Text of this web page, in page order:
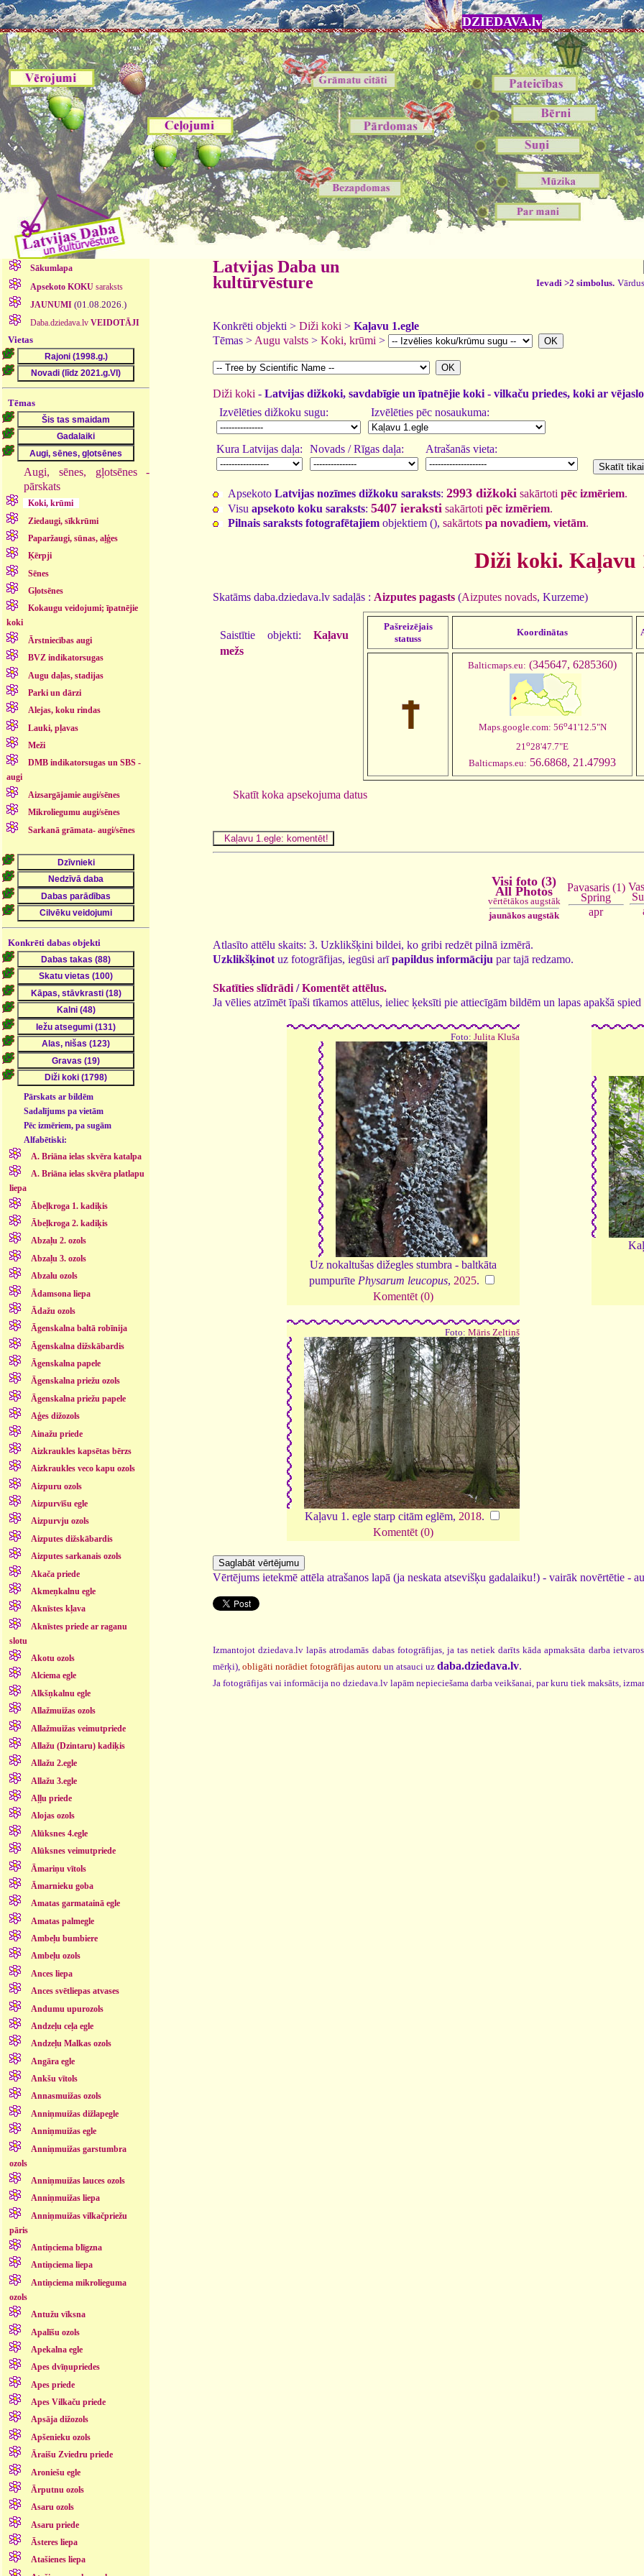
DZIEDAVA.lv
Sākumlapa
Apsekoto KOKUsaraksts
JAUNUMI (01.08.2026.)
Daba.dziedava.lv VEIDOTĀJI
Vietas
Tēmas
Augi, sēnes, gļotsēnes -
pārskats
Koki, krūmi
Ziedaugi, sīkkrūmi
Paparžaugi, sūnas, aļģes
Ķērpji
Sēnes
Gļotsēnes
Kokaugu veidojumi; īpatnējie
koki
Ārstniecības augi
BVZ indikatorsugas
Augu daļas, stadijas
Parki un dārzi
Alejas, koku rindas
Lauki, pļavas
Meži
DMB indikatorsugas un SBS -
augi
Aizsargājamie augi/sēnes
Mikroliegumu augi/sēnes
Sarkanā grāmata- augi/sēnes
Konkrēti dabas objekti
Pārskats ar bildēm
Sadalījums pa vietām
Pēc izmēriem, pa sugām
Alfabētiski:
A. Briāna ielas skvēra katalpa
A. Briāna ielas skvēra platlapu
liepa
Ābeļkroga 1. kadiķis
Ābeļkroga 2. kadiķis
Abzaļu 2. ozols
Abzaļu 3. ozols
Abzalu ozols
Ādamsona liepa
Ādažu ozols
Āgenskalna baltā robīnija
Āgenskalna dižskābardis
Āgenskalna papele
Āgenskalna priežu ozols
Āgenskalna priežu papele
Aģes dižozols
Ainažu priede
Aizkraukles kapsētas bērzs
Aizkraukles veco kapu ozols
Aizpuru ozols
Aizpurvīšu egle
Aizpurvju ozols
Aizputes dižskābardis
Aizputes sarkanais ozols
Akača priede
Akmeņkalnu egle
Aknīstes kļava
Aknīstes priede ar raganu
slotu
Akotu ozols
Alciema egle
Alkšņkalnu egle
Allažmuižas ozols
Allažmuižas veimutpriede
Allažu (Dzintaru) kadiķis
Allažu 2.egle
Allažu 3.egle
Aļļu priede
Alojas ozols
Alūksnes 4.egle
Alūksnes veimutpriede
Āmariņu vītols
Āmarnieku goba
Amatas garmatainā egle
Amatas palmegle
Ambeļu bumbiere
Ambeļu ozols
Ances liepa
Ances svētliepas atvases
Andumu upurozols
Andzeļu ceļa egle
Andzeļu Malkas ozols
Angāra egle
Ankšu vītols
Annasmuižas ozols
Anniņmuižas dižlapegle
Anniņmuižas egle
Anniņmuižas garstumbra
ozols
Anniņmuižas lauces ozols
Anniņmuižas liepa
Anniņmuižas vilkačpriežu
pāris
Antiņciema blīgzna
Antiņciema liepa
Antiņciema mikrolieguma
ozols
Antužu vīksna
Apalīšu ozols
Apekalna egle
Apes dvīņupriedes
Apes priede
Apes Vilkaču priede
Apsāja dižozols
Apšenieku ozols
Āraišu Zviedru priede
Aroniešu egle
Ārputnu ozols
Asaru ozols
Asaru priede
Āsteres liepa
Atašienes liepa
Latvijas Daba un
kultūrvēsture
Ievadi >2 simbolus.
Konkrēti objekti > Diži koki > Kaļavu 1.egle
Tēmas > Augu valsts > Koki, krūmi >
Diži koki - Latvijas dižkoki, savdabīgie un īpatnējie koki - vilkaču priedes, koki ar
Izvēlēties dižkoku sugu:
Izvēlēties pēc nosaukuma:
Kura Latvijas daļa: Novads / Rīgas daļa: Atrašanās vieta:
Apsekoto Latvijas nozīmes dižkoku saraksts: 2993 dižkoki sakārtoti pēc izmēriem.
Visu apsekoto koku saraksts: 5407 ieraksti sakārtoti pēc izmēriem.
Pilnais saraksts fotografētajiem objektiem (), sakārtots pa novadiem, vietām.
Diži koki. Kaļavu
Skatāms daba.dziedava.lv sadaļās : Aizputes pagasts (Aizputes novads, Kurzeme)
Saistītie objekti: Kaļavu
mežs
Pašreizējais
statuss
Koordinātas
Balticmaps.eu: (345647, 6285360)
Maps.google.com: 56o41'12.5"N
21o28'47.7"E
Balticmaps.eu: 56.6868, 21.47993
Skatīt koka apsekojuma datus
Visi foto (3)
All Photos
vērtētākos augstāk
jaunākos augstāk
Pavasaris (1)
Spring
apr
Atlasīto attēlu skaits: 3. Uzklikšķini bildei, ko gribi redzēt pilnā izmērā.
Uzklikšķinot uz fotogrāfijas, iegūsi arīpapildus informāciju par tajā redzamo.
Skatīties slīdrādi /Komentēt attēlus.
Ja vēlies atzīmēt īpaši tīkamos attēlus, ieliec ķeksīti pie attiecīgām bildēm un lapas apakšā
Foto: Julita Kluša
Uz nokaltušas dižegles stumbra - baltkāta
pumpurīte Physarum leucopus, 2025.
Komentēt (0)
Foto: Māris Zeltiņš
Kaļavu 1. egle starp citām eglēm, 2018.
Komentēt (0)
Vērtējums ietekmē attēla atrašanos lapā (ja neskata atsevišķu gadalaiku!) - vairāk novērtētie -
Izmantojot dziedava.lv lapās atrodamās dabas fotogrāfijas, ja tas netiek darīts kāda apmaksāta darba
mērķi), obligāti norādiet fotogrāfijas autoru un atsauci uz daba.dziedava.lv.
Ja fotogrāfijas vai informācija no dziedava.lv lapām nepieciešama darba veikšanai, par kuru tiek maksāts,